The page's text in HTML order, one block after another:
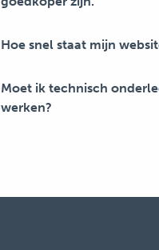
Hoe snel staat mijn
Moet ik technisch
werken?